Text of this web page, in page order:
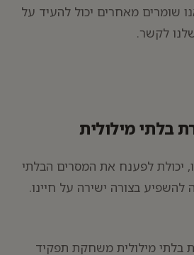
שומרים מאחרים יכול להעיד על
לקשר.
בלתי מילולית
יכולת לפענח את המסרים הבלתי
להשפיע בצורה ישירה על חיינו.
בלתי מילולית משחקת תפקיד